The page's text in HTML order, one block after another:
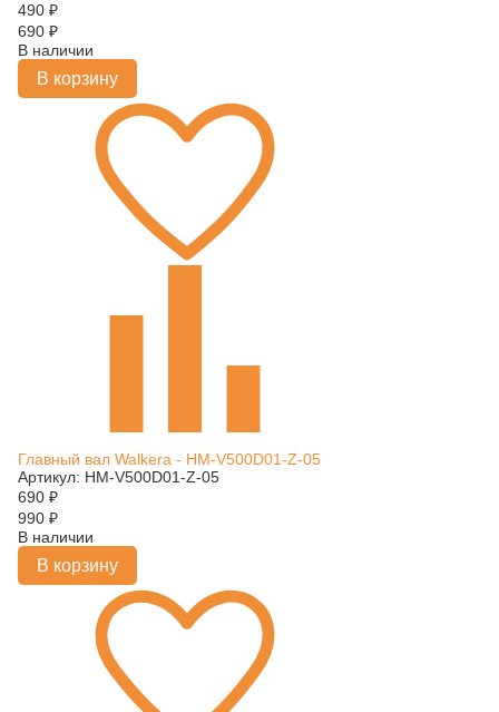
490 ₽
690 ₽
В наличии
В корзину
Главный вал Walkera - HM-V500D01-Z-05
Артикул: HM-V500D01-Z-05
690 ₽
990 ₽
В наличии
В корзину